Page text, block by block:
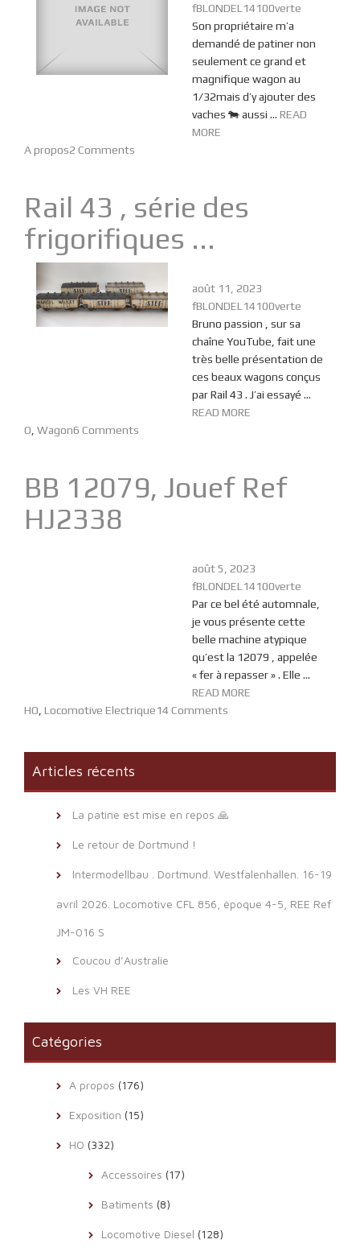
fBLONDEL14100verte
Son propriétaire m’a
demandé de patiner non
seulement ce grand et
magnifique wagon au
1/32mais d’y ajouter des
vaches 🐄 aussi ... READ
MORE
A propos2 Comments
Rail 43 , série des
frigorifiques ...
août 11, 2023
fBLONDEL14100verte
Bruno passion , sur sa
chaîne YouTube, fait une
très belle présentation de
ces beaux wagons conçus
par Rail 43 . J’ai essayé ...
READ MORE
O Wagon6 Comments
BB 12079, Jouef Ref
HJ2338
août 5, 2023
fBLONDEL14100verte
Par ce bel été automnale,
je vous présente cette
belle machine atypique
qu’est la 12079 , appelée
« fer à repasser » . Elle ...
READ MORE
HO Locomotive Electrique14 Comments
Articles récents
La patine est mise en repos 🙏
Le retour de Dortmund !
Intermodellbau . Dortmund. Westfalenhallen. 16-19
avril 2026. Locomotive CFL 856, époque 4-5, REE Ref
JM-016 S
Coucou d’Australie
Les VH REE
Catégories
A propos (176)
Exposition (15)
HO (332)
Accessoires (17)
Batiments (8)
Locomotive Diesel (128)